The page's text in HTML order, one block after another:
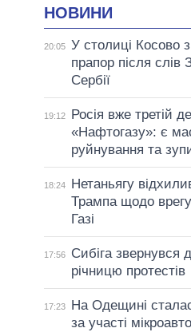
НОВИНИ
20:05 У столиці Косово
прапор після слів
Сербії
19:12
Росія вже третій
«Нафтогазу»: є
руйнування та
18:24
Нетаньягу
Трампа щодо
Газі
17:56
Сибіга звернувся
річницю протестів
17:23
На Одещині
за участі